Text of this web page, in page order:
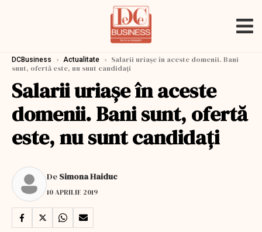
DCBusiness › Actualitate › Salarii uriașe în aceste domenii. Bani
sunt, ofertă este, nu sunt candidați
Salarii uriașe în aceste
domenii. Bani sunt, ofertă
este, nu sunt candidați
De Simona Haiduc
10 APRILIE 2019